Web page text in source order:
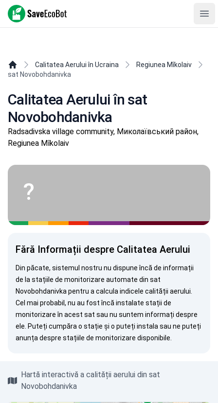
SaveEcoBot
Calitatea Aerului în Ucraina
Regiunea Mîkolaiv
sat Novobohdanivka
Calitatea Aerului în sat
Novobohdanivka
Radsadivska village community, Миколаївський район,
Regiunea Mîkolaiv
?
Fără Informații despre Calitatea Aerului
Din păcate, sistemul nostru nu dispune încă de informații
de la stațiile de monitorizare automate din sat
Novobohdanivka pentru a calcula indicele calității aerului.
Cel mai probabil, nu au fost încă instalate stații de
monitorizare în acest sat sau nu suntem informați despre
ele. Puteți cumpăra o stație și o puteți instala sau ne puteți
anunța despre stațiile de monitorizare disponibile.
Hartă interactivă a calității aerului din sat
Novobohdanivka